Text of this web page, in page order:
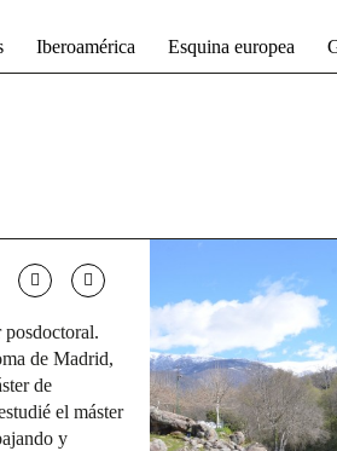
Iberoamérica Esquina europea
de Madrid,
de
el máster
y